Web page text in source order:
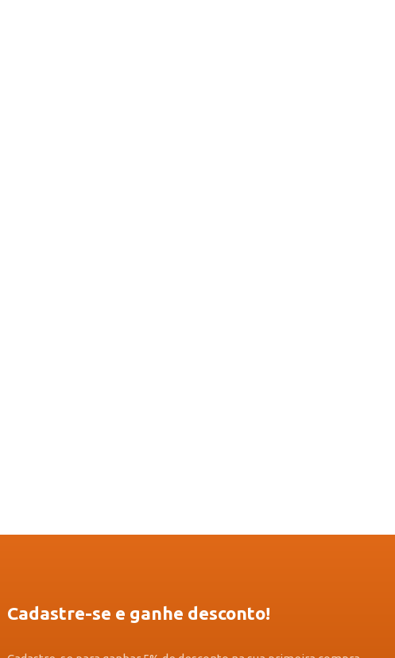
Cadastre-se e ganhe desconto!